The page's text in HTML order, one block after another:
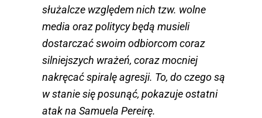
służalcze względem nich tzw. wolne
media oraz politycy będą musieli
dostarczać swoim odbiorcom coraz
silniejszych wrażeń, coraz mocniej
nakręcać spiralę agresji. To, do czego są
w stanie się posunąć, pokazuje ostatni
atak na Samuela Pereirę.